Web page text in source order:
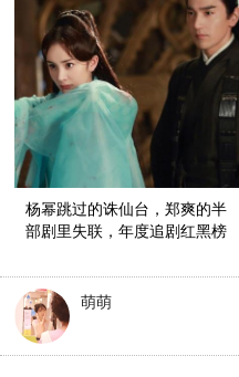
杨幂跳过的诛仙台，郑爽的半
部剧里失联，年度追剧红黑榜
萌萌